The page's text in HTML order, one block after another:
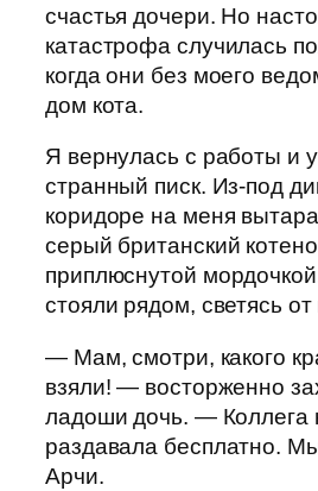
счастья дочери. Но
катастрофа случилась
когда они без моего
дом кота.
Я вернулась с работы и
странный писк. Из-под
коридоре на меня
серый британский
приплюснутой
стояли рядом, светясь от
— Мам, смотри, какого
взяли! — восторженно
ладоши дочь. — Коллега
раздавала бесплатно.
Арчи.